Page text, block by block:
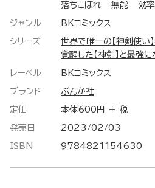
落ちこぼれ 無能 効率
ジャンル BKコミックス
シリーズ
世界で唯一の【神剣使い
覚醒した【神剣】と最強に
レーベル BKコミックス
ブランド ぶんか社
定価 本体600円 ＋ 税
発売日 2023/02/03
ISBN 9784821154630